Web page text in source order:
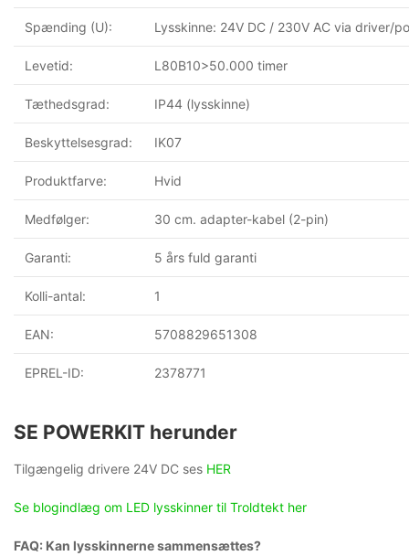
Spænding (U): Lysskinne: 24V DC / 230V AC via driver/
Levetid: L80B10>50.000 timer
Tæthedsgrad: IP44 (lysskinne)
Beskyttelsesgrad: IK07
Produktfarve: Hvid
Medfølger: 30 cm. adapter-kabel (2-pin)
Garanti: 5 års fuld garanti
Kolli-antal: 1
EAN: 5708829651308
EPREL-ID: 2378771
SE POWERKIT herunder
Tilgængelig drivere 24V DC ses HER
Se blogindlæg om LED lysskinner til Troldtekt her
FAQ: Kan lysskinnerne sammensættes?